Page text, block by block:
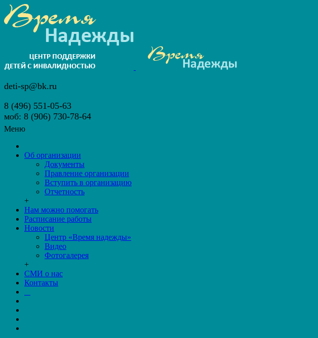
deti-sp@bk.ru
8 (496) 551-05-63
моб: 8 (906) 730-78-64
Меню
Об организации
Документы
Правление организации
Вступить в организацию
Отчетность
+
Нам можно помогать
Расписание работы
Новости
Центр «Время надежды»
Видео
Фотогалерея
+
СМИ о нас
Контакты